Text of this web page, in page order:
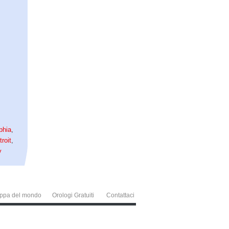
,
,
del mondo Orologi Gratuiti Contattaci